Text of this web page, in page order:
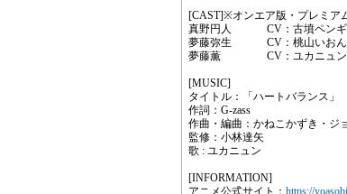
[CAST]※オンエア版・プレミア
真野円人 CV：古墳ペンギ
夢藤弥生 CV：桃山いおん
夢藤薫 CV：ユカニュン
[MUSIC]
タイトル：「ハートバランス」
作詞：G-zass
作曲・編曲：かねこかずき・
監修：小林達矢
歌 : ユカニュン
[INFORMATION]
アニメ公式サイト： https://